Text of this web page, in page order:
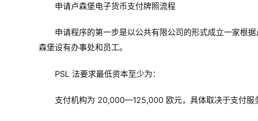
申请卢森堡电子货币支付牌照流程
申请程序的第一步是以公共有限公司的形式成立一家根
森堡设有办事处和员工。
PSL 法要求最低资本至少为：
支付机构为 20,000—125,000 欧元，具体取决于支付服